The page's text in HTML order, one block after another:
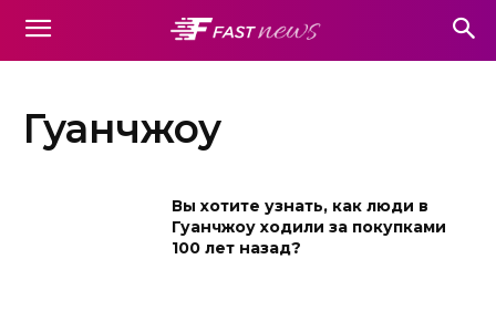
Гуанчжоу
Вы хотите узнать, как люди в
Гуанчжоу ходили за покупками
100 лет назад?